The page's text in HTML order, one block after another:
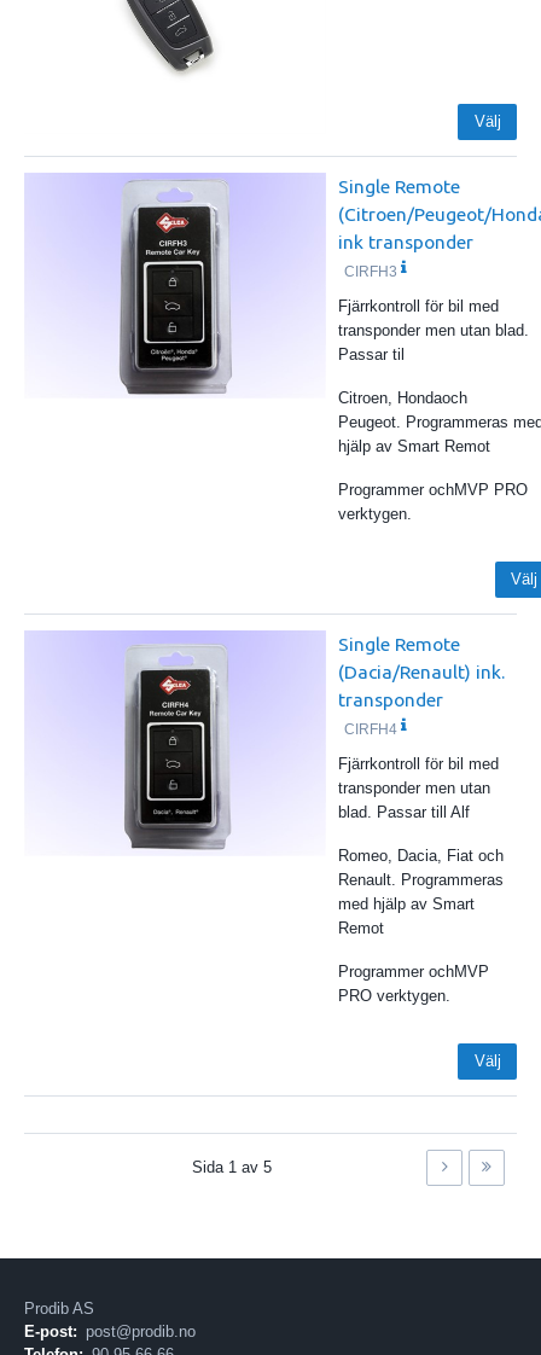
Välj
Single Remote
(Citroen/Peugeot/
ink transponder
CIRFH3
Fjärrkontroll för bil med
transponder men utan blad.
Passar til
Citroen, Hondaoch
Peugeot. Programmeras
hjälp av Smart Remot
Programmer ochMVP PRO
verktygen.
Välj
Single Remote
(Dacia/Renault) ink.
transponder
CIRFH4
Fjärrkontroll för bil med
transponder men utan
blad. Passar till Alf
Romeo, Dacia, Fiat och
Renault. Programmeras
med hjälp av Smart
Remot
Programmer ochMVP
PRO verktygen.
Välj
Sida 1 av 5
Prodib AS
E-post: post@prodib.no